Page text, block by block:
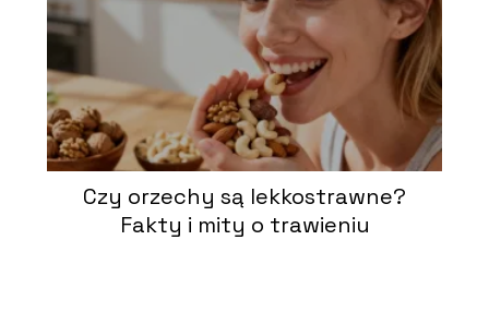
Czy orzechy są lekkostrawne?
Fakty i mity o trawieniu